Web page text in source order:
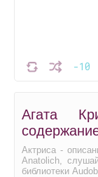
-10
Агата
Актриса -
Anatolich,
библиотеки